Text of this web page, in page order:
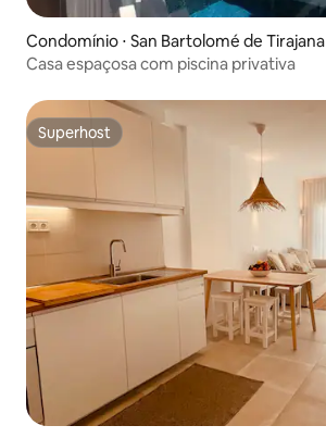
Condomínio ⋅ San Bartolomé de Tirajana
Casa espaçosa com piscina privativa
Superhost
Superhost